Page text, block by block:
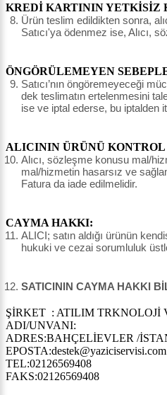
KREDİ KARTININ YETKİSİZ
Ürün teslim edildikten sonra,
Satıcı'ya ödenmez ise, Alıcı,
ÖNGÖRÜLEMEYEN
Satıcı’nın öngöremeyeceği
dek teslimatın ertelenmesini
ise ve iptal ederse, bu iptalden
ALICININ ÜRÜNÜ
Alıcı, sözleşme konusu mal/
mal/hizmetin hasarsız ve
Fatura da iade edilmelidir.
CAYMA HAKKI:
ALICI; satın aldığı ürünün
hukuki ve cezai sorumluluk
SATICININ CAYMA HAKKI
ŞİRKET : ATILIM TRKNOLOJİ
ADI/UNVANI:
ADRES:BAHÇELİEVLER /
EPOSTA:destek@yaziciservisi.com
TEL:02126569408
FAKS:02126569408